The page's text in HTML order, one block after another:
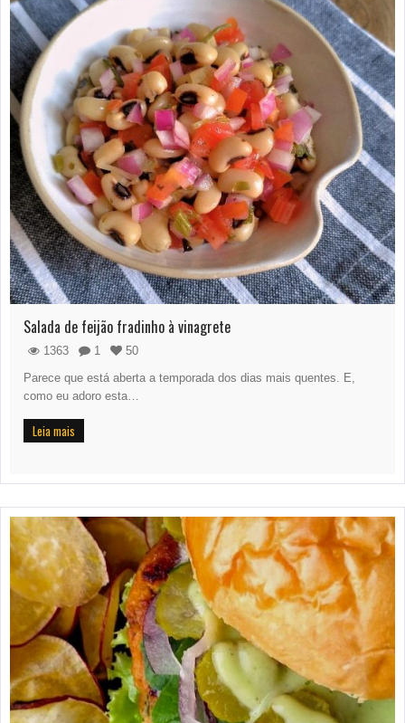
Salada de feijão fradinho à vinagrete
1363 1
50
Parece que está aberta a temporada dos dias mais quentes. E,
como eu adoro esta…
Leia mais